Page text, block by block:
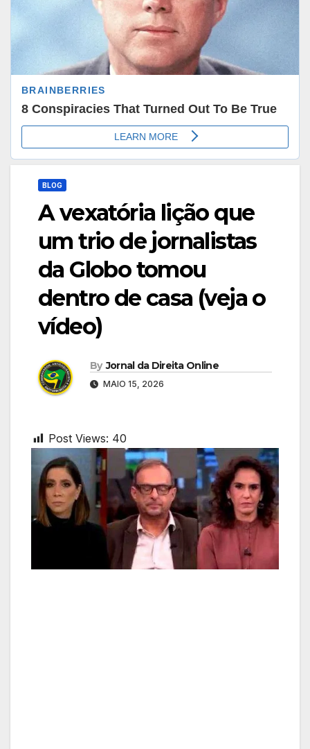
BLOG
A vexatória lição que
um trio de jornalistas
da Globo tomou
dentro de casa (veja o
vídeo)
By Jornal da Direita Online
MAIO 15, 2026
Post Views: 40